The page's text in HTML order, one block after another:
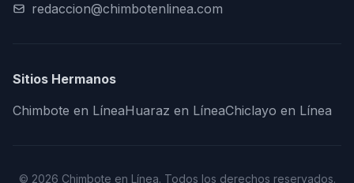
redaccion@chimbotenlinea.com
Sitios Hermanos
Chimbote en LíneaHuaraz en LíneaChiclayo en Línea
© 2026 Chimbote en Línea. Todos los derechos reservados.